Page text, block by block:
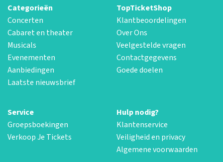
Categorieën
Concerten
Cabaret en theater
Musicals
Evenementen
Aanbiedingen
Laatste nieuwsbrief
TopTicketShop
Klantbeoordelingen
Over Ons
Veelgestelde vragen
Contactgegevens
Goede doelen
Service
Groepsboekingen
Verkoop Je Tickets
Hulp nodig?
Klantenservice
Veiligheid en privacy
Algemene voorwaarden